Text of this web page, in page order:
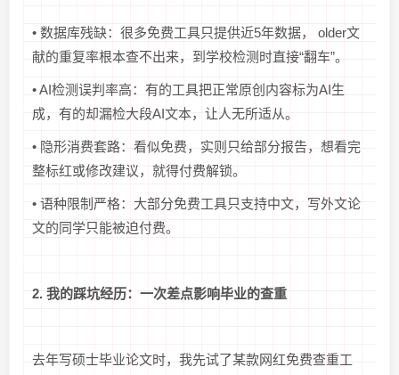
• 数据库残缺：很多免费工具只提供近5年数据， older文
献的重复率根本查不出来，到学校检测时直接“翻车”。
• AI检测误判率高：有的工具把正常原创内容标为AI生
成，有的却漏检大段AI文本，让人无所适从。
• 隐形消费套路：看似免费，实则只给部分报告，想看完
整标红或修改建议，就得付费解锁。
• 语种限制严格：大部分免费工具只支持中文，写外文论
文的同学只能被迫付费。
2. 我的踩坑经历：一次差点影响毕业的查重
去年写硕士毕业论文时，我先试了某款网红免费查重工